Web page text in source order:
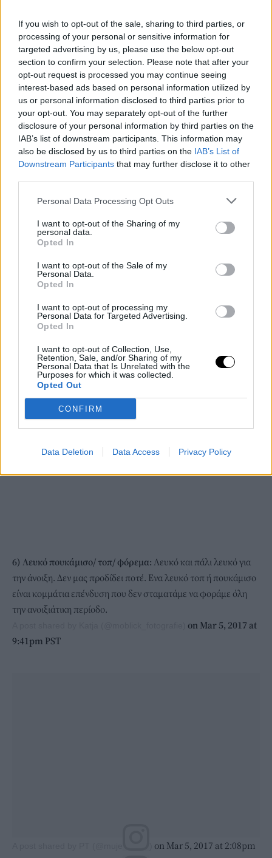
If you wish to opt-out of the sale, sharing to third parties, or
processing of your personal or sensitive information for
targeted advertising by us, please use the below opt-out
section to confirm your selection. Please note that after your
opt-out request is processed you may continue seeing
interest-based ads based on personal information utilized by
us or personal information disclosed to third parties prior to
your opt-out. You may separately opt-out of the further
disclosure of your personal information by third parties on the
IAB’s list of downstream participants. This information may
also be disclosed by us to third parties on the IAB’s List of
Downstream Participants that may further disclose it to other
Personal Data Processing Opt Outs
I want to opt-out of the Sharing of my
personal data.
Opted In
I want to opt-out of the Sale of my
Personal Data.
Opted In
I want to opt-out of processing my
Personal Data for Targeted Advertising.
Opted In
I want to opt-out of Collection, Use,
Retention, Sale, and/or Sharing of my
Personal Data that Is Unrelated with the
Purposes for which it was collected.
Opted Out
CONFIRM
Data Deletion Data Access Privacy Policy
γκαρνταρόμπας που είναι από τις τοπ επιλογές μας την άνοιξη.
Είναι το πανωφόρι με το οποίο μπορούμε να κάνουμε
ατέλειωτους συνδυασμούς.
A post shared by Denim Love (@denim_merch)on Mar 5, 2017
at 9:24pm PST
5) Leather Jacket:Το δερμάτινο jacket είναι από τα κομμάτια
που την φετινή άνοιξη αναμένεται να είναι ψηλά στις
προτιμήσεις αρκεί βέβαια να συνδυαστεί με τον κατάλληλο
τρόπο. Πχ. με ένα τοπ από δαντέλα και ένα τζιν.
A post shared by ALENA GIDENKO (@modaprints)on Mar 5,
2017 at 7:19pm PST
6) Λευκό πουκάμισο/ τοπ/ φόρεμα: Λευκό και πάλι λευκό για
την άνοιξη. Δεν μας προδίδει ποτέ. Ενα λευκό τοπ ή πουκάμισο
είναι κομμάτια επένδυση που δεν σταματάμε να φοράμε όλη
την ανοιξιάτικη περίοδο.
on Mar 5, 2017 at
9:41pm PST
on Mar 5, 2017 at 2:08pm